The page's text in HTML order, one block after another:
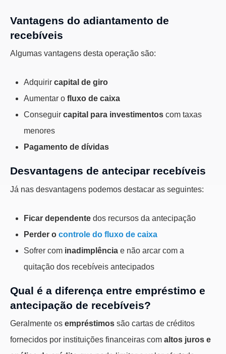
Vantagens do adiantamento de
recebíveis
Algumas vantagens desta operação são:
Adquirir capital de giro
Aumentar ofluxo de caixa
Conseguircapital para investimentos com taxas
menores
Pagamento de dívidas
Desvantagens de antecipar recebíveis
Já nas desvantagens podemos destacar as seguintes:
Ficar dependente dos recursos da antecipação
Perder ocontrole do fluxo de caixa
Sofrer com inadimplênciae não arcar com a
quitação dos recebíveis antecipados
Qual é a diferença entre empréstimo e
antecipação de recebíveis?
Geralmente os empréstimos são cartas de créditos
fornecidos por instituições financeiras com altos juros e